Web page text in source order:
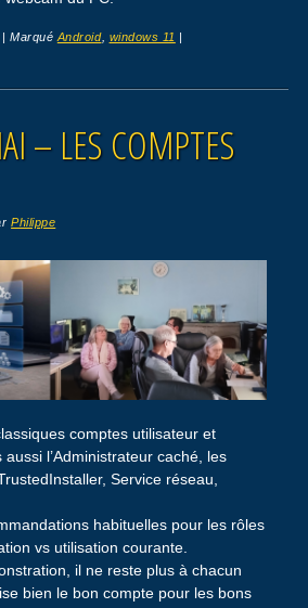
|Marqué Android, windows 11 |
– LES COMPTES
Philippe
comptes utilisateur et
l’Administrateur caché, les
Service réseau,
habituelles pour les rôles
vs utilisation courante.
il ne reste plus à chacun
bien le bon compte pour les bons